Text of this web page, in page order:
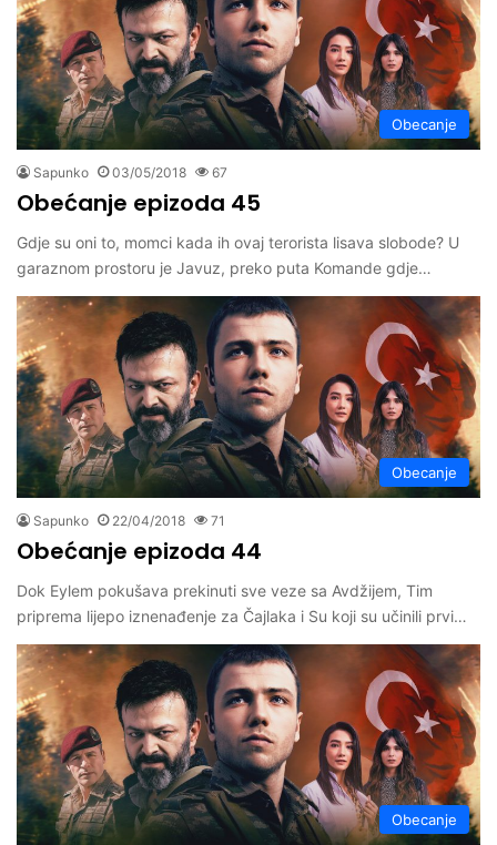
Obecanje
Sapunko 03/05/2018 67
Obećanje epizoda 45
Gdje su oni to, momci kada ih ovaj terorista lisava slobode? U
garaznom prostoru je Javuz, preko puta Komande gdje…
Obecanje
Sapunko 22/04/2018 71
Obećanje epizoda 44
Dok Eylem pokušava prekinuti sve veze sa Avdžijem, Tim
priprema lijepo iznenađenje za Čajlaka i Su koji su učinili prvi…
Obecanje